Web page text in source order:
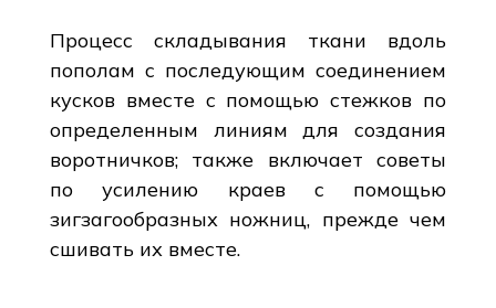
Процесс складывания ткани вдоль
пополам с последующим соединением
кусков вместе с помощью стежков по
определенным линиям для создания
воротничков; также включает советы
по усилению краев с помощью
зигзагообразных ножниц, прежде чем
сшивать их вместе.